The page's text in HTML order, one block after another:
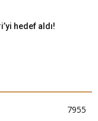
hedef aldı!
7955